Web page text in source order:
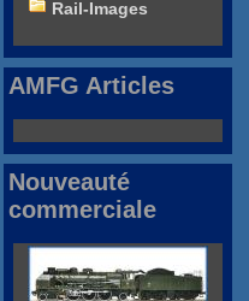
Rail-Images
AMFG Articles
Nouveauté
commerciale